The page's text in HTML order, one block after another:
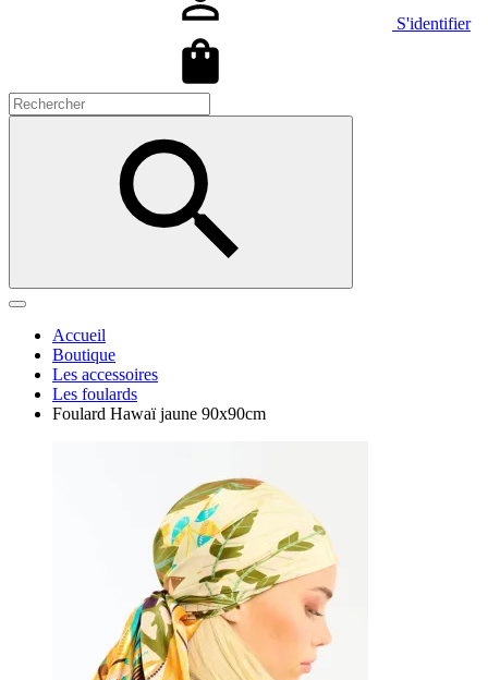
S'identifier
Accueil
Boutique
Les accessoires
Les foulards
Foulard Hawaï jaune 90x90cm